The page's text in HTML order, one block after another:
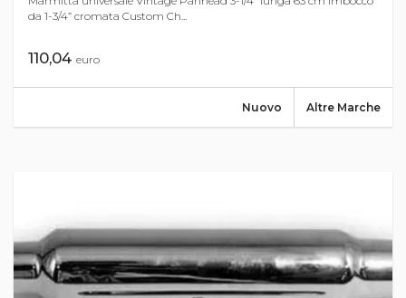
da 1-3/4” cromata Custom Ch...
110,04 euro
Altre Marche
Nuovo